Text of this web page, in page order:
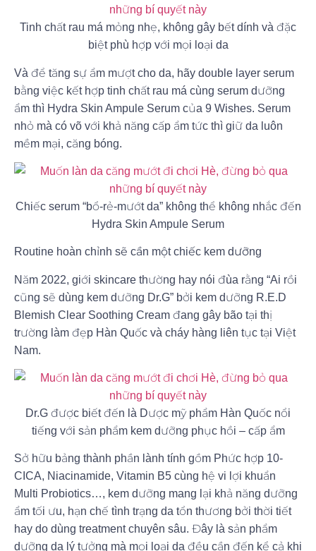
Tinh chất rau má mỏng nhẹ, không gây bết dính và đặc
biệt phù hợp với mọi loại da
Và để tăng sự ẩm mượt cho da, hãy double layer serum
bằng việc kết hợp tinh chất rau má cùng serum dưỡng
ẩm thì Hydra Skin Ampule Serum của 9 Wishes. Serum
nhỏ mà có võ với khả năng cấp ẩm tức thì giữ da luôn
mềm mại, căng bóng.
Chiếc serum “bổ-rẻ-mướt da” không thể không nhắc đến
Hydra Skin Ampule Serum
Routine hoàn chỉnh sẽ cần một chiếc kem dưỡng
Năm 2022, giới skincare thường hay nói đùa rằng “Ai rồi
cũng sẽ dùng kem dưỡng Dr.G” bởi kem dưỡng R.E.D
Blemish Clear Soothing Cream đang gây bão tại thị
trường làm đẹp Hàn Quốc và cháy hàng liên tục tại Việt
Nam.
Dr.G được biết đến là Dược mỹ phẩm Hàn Quốc nổi
tiếng với sản phẩm kem dưỡng phục hồi – cấp ẩm
Sở hữu bảng thành phần lành tính gồm Phức hợp 10-
CICA, Niacinamide, Vitamin B5 cùng hệ vi lợi khuẩn
Multi Probiotics…, kem dưỡng mang lại khả năng dưỡng
ẩm tối ưu, hạn chế tình trạng da tổn thương bởi thời tiết
hay do dùng treatment chuyên sâu. Đây là sản phẩm
dưỡng da lý tưởng mà mọi loại da đều cần đến kể cả khi